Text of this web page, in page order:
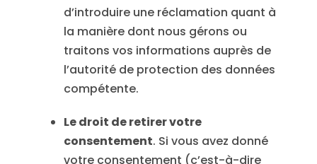
d’introduire une réclamation quant à
la manière dont nous gérons ou
traitons vos informations auprès de
l’autorité de protection des données
compétente.
Le droit de retirer votre
consentement. Si vous avez donné
votre consentement (c’est-à-dire